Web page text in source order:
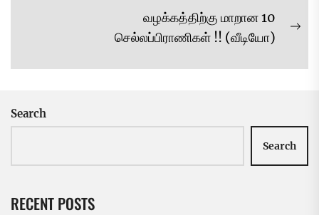
வழக்கத்திற்கு மாறான 10
செல்லப்பிராணிகள் !! (வீடியோ)
Search
Search
RECENT POSTS